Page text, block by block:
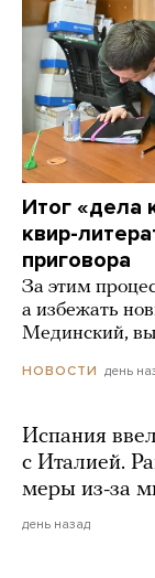
Итог «дела
квир-
приговора
За этим
а избежать
Мединский,
НОВОСТИ день
Испания
с Италией.
меры из-за
день назад